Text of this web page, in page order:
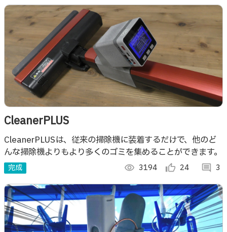
CleanerPLUS
CleanerPLUSは、従来の掃除機に装着するだけで、他のど
んな掃除機よりもより多くのゴミを集めることができます。
完成 visibility 3194 thumb_up_alt 24 comment 3